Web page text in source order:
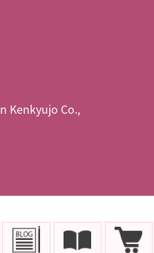
Kenkyujo Co.,